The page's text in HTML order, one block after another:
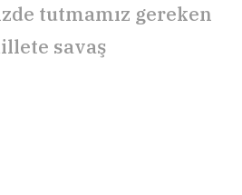
tutmamız gereken
savaş